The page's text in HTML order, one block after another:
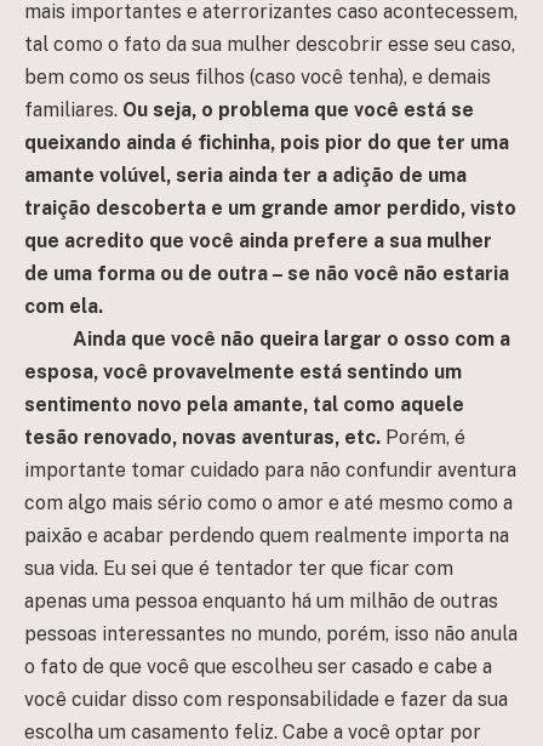
mais importantes e aterrorizantes caso acontecessem,
tal como o fato da sua mulher descobrir esse seu caso,
bem como os seus filhos (caso você tenha), e demais
familiares. Ou seja, o problema que você está se
queixando ainda é fichinha, pois pior do que ter uma
amante volúvel, seria ainda ter a adição de uma
traição descoberta e um grande amor perdido, visto
que acredito que você ainda prefere a sua mulher
de uma forma ou de outra – se não você não estaria
com ela.
Ainda que você não queira largar o osso com a
esposa, você provavelmente está sentindo um
sentimento novo pela amante, tal como aquele
tesão renovado, novas aventuras, etc. Porém, é
importante tomar cuidado para não confundir aventura
com algo mais sério como o amor e até mesmo como a
paixão e acabar perdendo quem realmente importa na
sua vida. Eu sei que é tentador ter que ficar com
apenas uma pessoa enquanto há um milhão de outras
pessoas interessantes no mundo, porém, isso não anula
o fato de que você que escolheu ser casado e cabe a
você cuidar disso com responsabilidade e fazer da sua
escolha um casamento feliz. Cabe a você optar por